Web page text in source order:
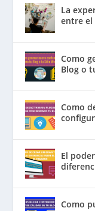
La
entre el
Como
Blog o
Como
El
Como